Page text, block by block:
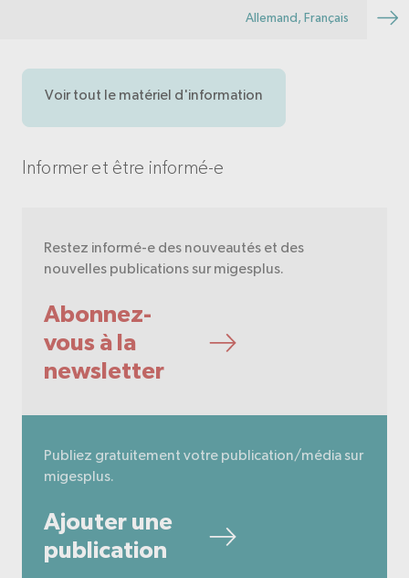
Allemand, Français
Voir tout le matériel d'information
Informer et être informé-e
Restez informé-e des nouveautés et des
nouvelles publications sur migesplus.
Abonnez-
vous à la
newsletter
Publiez gratuitement votre publication/média sur
migesplus.
Ajouter une
publication